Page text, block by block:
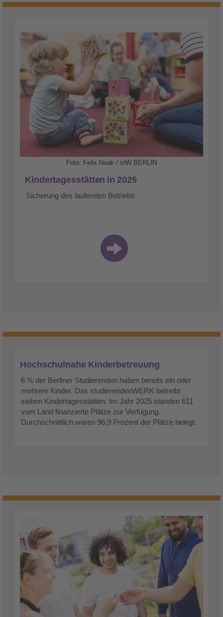
Foto: Felix Noak / stW BERLIN
Kindertagesstätten in 2025
Sicherung des laufenden Betriebs
Hochschulnahe Kinderbetreuung
6 % der Berliner Studierenden haben bereits ein oder
mehrere Kinder. Das studierendenWERK betreibt
sieben Kindertagesstätten. Im Jahr 2025 standen 611
vom Land finanzierte Plätze zur Verfügung.
Durchschnittlich waren 96,9 Prozent der Plätze belegt.